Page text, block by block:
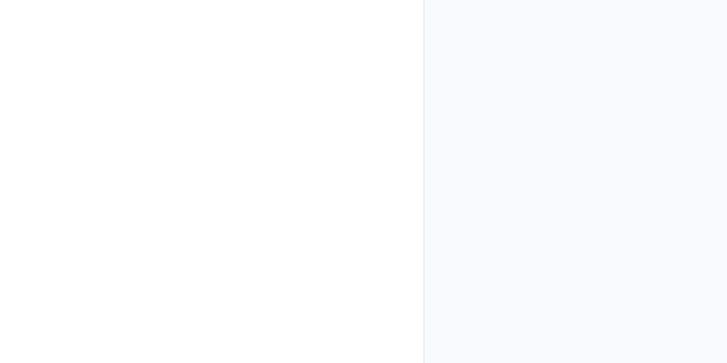
die Möglichkeit, Teil
die nicht nur
der
Nutzen Sie diese
Tiroler Tourismussektor!
im Tiroler
Sportfans und
zahlreiche Gäste an. Der
Im Sommer kann
oder